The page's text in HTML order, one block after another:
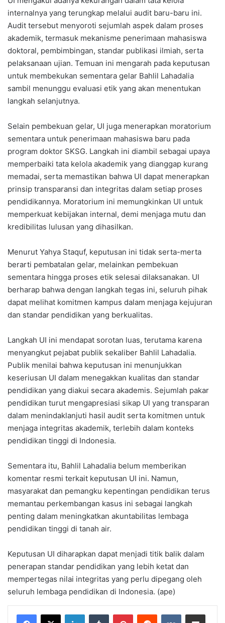
internalnya yang terungkap melalui audit baru-baru ini.
Audit tersebut menyoroti sejumlah aspek dalam proses
akademik, termasuk mekanisme penerimaan mahasiswa
doktoral, pembimbingan, standar publikasi ilmiah, serta
pelaksanaan ujian. Temuan ini mengarah pada keputusan
untuk membekukan sementara gelar Bahlil Lahadalia
sambil menunggu evaluasi etik yang akan menentukan
langkah selanjutnya.
Selain pembekuan gelar, UI juga menerapkan moratorium
sementara untuk penerimaan mahasiswa baru pada
program doktor SKSG. Langkah ini diambil sebagai upaya
memperbaiki tata kelola akademik yang dianggap kurang
memadai, serta memastikan bahwa UI dapat menerapkan
prinsip transparansi dan integritas dalam setiap proses
pendidikannya. Moratorium ini memungkinkan UI untuk
memperkuat kebijakan internal, demi menjaga mutu dan
kredibilitas lulusan yang dihasilkan.
Menurut Yahya Staquf, keputusan ini tidak serta-merta
berarti pembatalan gelar, melainkan pembekuan
sementara hingga proses etik selesai dilaksanakan. UI
berharap bahwa dengan langkah tegas ini, seluruh pihak
dapat melihat komitmen kampus dalam menjaga kejujuran
dan standar pendidikan yang berkualitas.
Langkah UI ini mendapat sorotan luas, terutama karena
menyangkut pejabat publik sekaliber Bahlil Lahadalia.
Publik menilai bahwa keputusan ini menunjukkan
keseriusan UI dalam menegakkan kualitas dan standar
pendidikan yang diakui secara akademis. Sejumlah pakar
pendidikan turut mengapresiasi sikap UI yang transparan
dalam menindaklanjuti hasil audit serta komitmen untuk
menjaga integritas akademik, terlebih dalam konteks
pendidikan tinggi di Indonesia.
Sementara itu, Bahlil Lahadalia belum memberikan
komentar resmi terkait keputusan UI ini. Namun,
masyarakat dan pemangku kepentingan pendidikan terus
memantau perkembangan kasus ini sebagai langkah
penting dalam meningkatkan akuntabilitas lembaga
pendidikan tinggi di tanah air.
Keputusan UI diharapkan dapat menjadi titik balik dalam
penerapan standar pendidikan yang lebih ketat dan
mempertegas nilai integritas yang perlu dipegang oleh
seluruh lembaga pendidikan di Indonesia. (ape)
LinkedInTumblr PinterestReddit VKontakteShare via Email